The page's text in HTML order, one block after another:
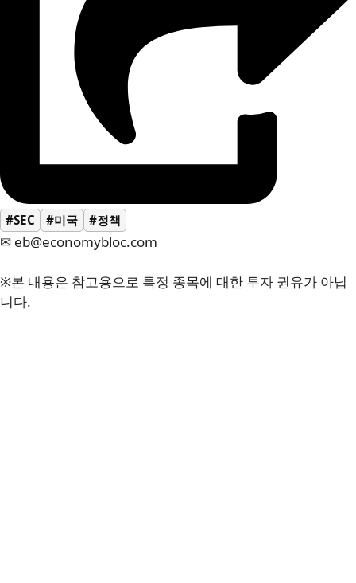
#SEC #미국 #정책
✉ eb@economybloc.com
※본 내용은 참고용으로 특정 종목에 대한 투자 권유가 아닙
니다.